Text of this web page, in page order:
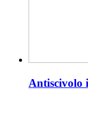
Antiscivolo